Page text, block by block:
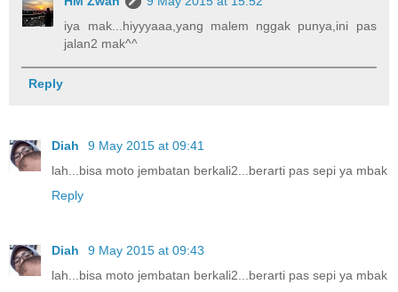
iya mak...hiyyyaaa,yang malem nggak punya,ini pas
jalan2 mak^^
Reply
Diah
9 May 2015 at 09:41
lah...bisa moto jembatan berkali2...berarti pas sepi ya mbak
Reply
Diah
9 May 2015 at 09:43
lah...bisa moto jembatan berkali2...berarti pas sepi ya mbak